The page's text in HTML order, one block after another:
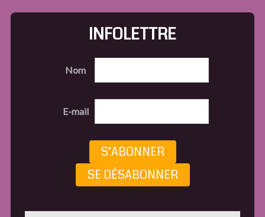
INFOLETTRE
Nom
E-mail
S’ABONNER
SE DÉSABONNER